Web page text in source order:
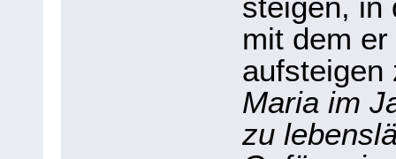
mit dem
Maria im
zu